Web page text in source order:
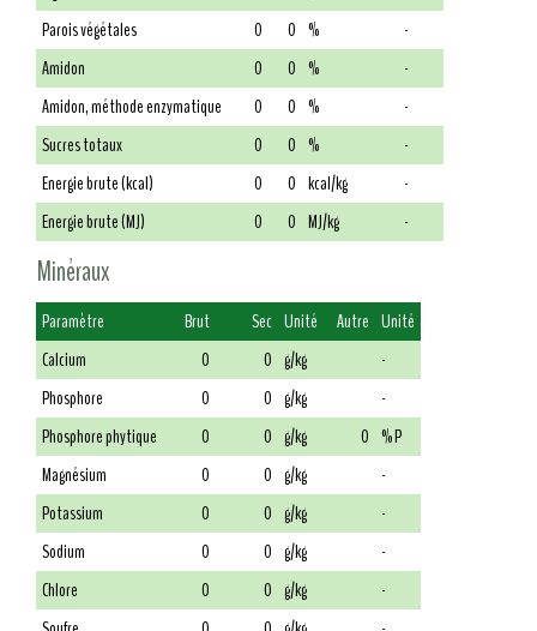
Parois végétales
0 0 %
-
Amidon
0 0 %
-
Amidon, méthode enzymatique
0 0 %
-
Sucres totaux
0 0 %
-
Energie brute (kcal)
0 0 kcal/kg
-
Energie brute (MJ)
0 0 MJ/kg -
Minéraux
Paramètre Brut Sec Unité Autre Unité
Calcium
0 0 g/kg
-
Phosphore
0 0 g/kg
-
Phosphore phytique
0 0 g/kg 0 % P
Magnésium
0 0 g/kg
-
Potassium
0 0 g/kg
-
Sodium
0 0 g/kg
-
Chlore
0 0 g/kg
-